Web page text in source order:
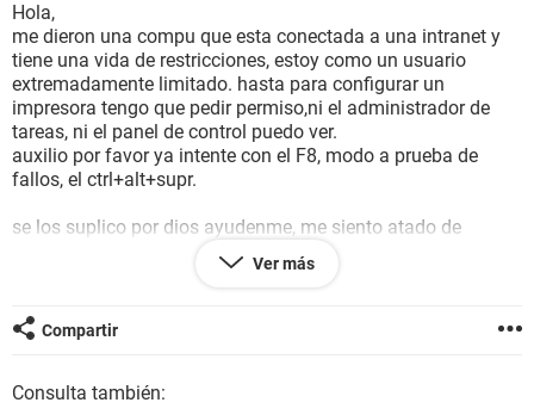
Hola,
me dieron una compu que esta conectada a una intranet y
tiene una vida de restricciones, estoy como un usuario
extremadamente limitado. hasta para configurar un
impresora tengo que pedir permiso,ni el administrador de
tareas, ni el panel de control puedo ver.
auxilio por favor ya intente con el F8, modo a prueba de
fallos, el ctrl+alt+supr.
se los suplico por dios ayudenme, me siento atado de
manos con esta misera maquina.
Ver más
Compartir
Consulta también: